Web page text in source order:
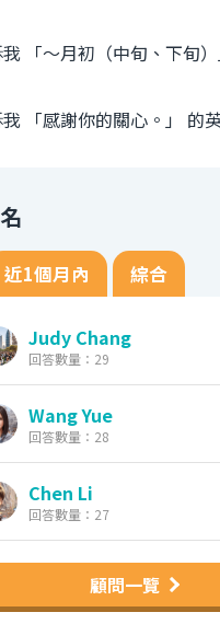
「〜月初（中旬、下旬）
「感謝你的關心。」 的
近1個月內 綜合
Judy Chang
回答數量：29
Wang Yue
回答數量：28
Chen Li
回答數量：27
顧問一覽